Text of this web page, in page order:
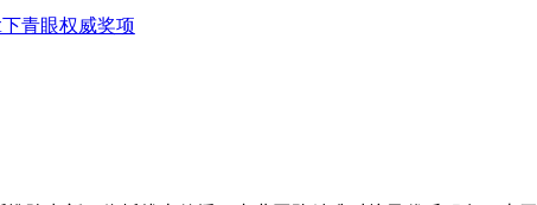
青眼权威奖项